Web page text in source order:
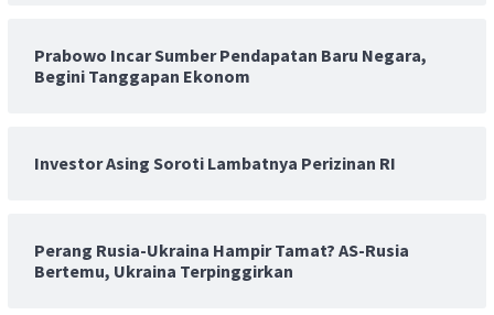
Prabowo Incar Sumber Pendapatan Baru Negara,
Begini Tanggapan Ekonom
Investor Asing Soroti Lambatnya Perizinan RI
Perang Rusia-Ukraina Hampir Tamat? AS-Rusia
Bertemu, Ukraina Terpinggirkan